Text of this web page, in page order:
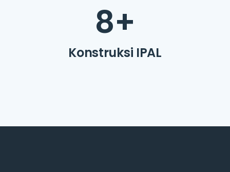
8+
Konstruksi IPAL